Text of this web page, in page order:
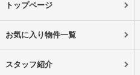
トップページ
お気に入り物件一覧
スタッフ紹介